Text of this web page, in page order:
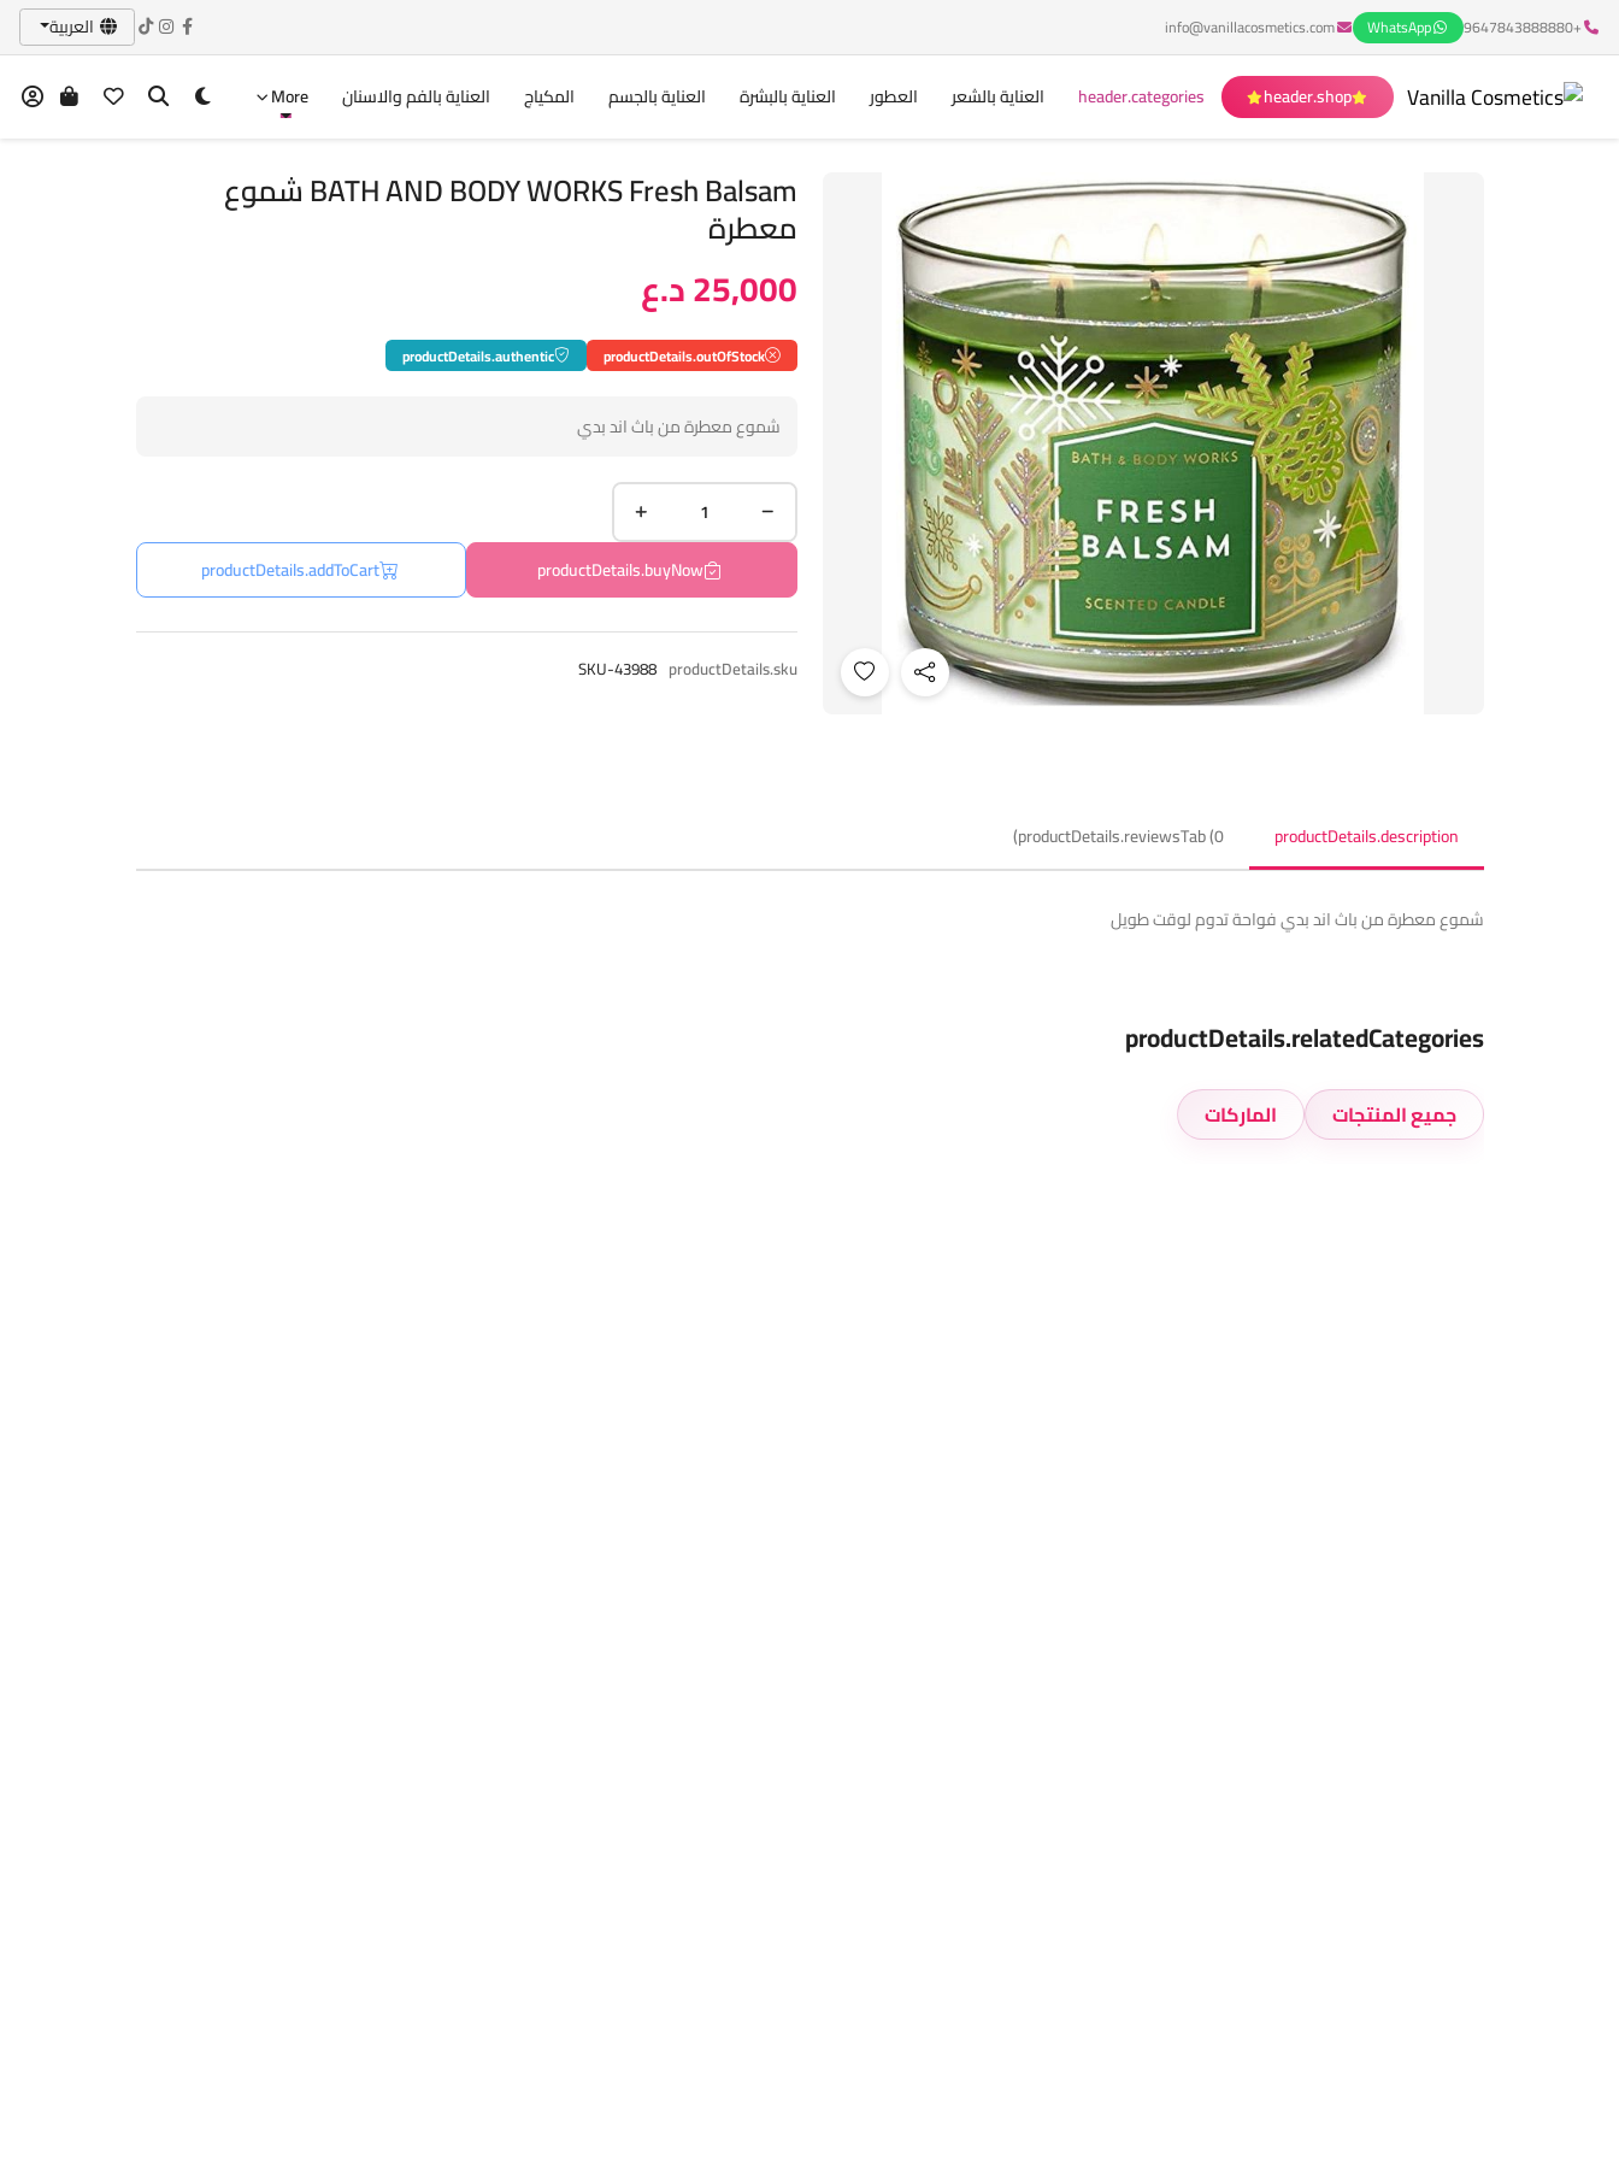
+9647843888880
WhatsApp
info@vanillacosmetics.com العربية
header.shop
header.categories العناية بالشعر العطور العناية بالبشرة العناية بالجسم المكياج العناية بالفم والاسنان More
BATH AND BODY WORKS Fresh Balsam شموع
معطرة
25,000 د.ع
productDetails.outOfStock
productDetails.authentic
شموع معطرة من باث اند بدي
productDetails.buyNow
productDetails.addToCart
productDetails.sku
SKU-43988
productDetails.description
productDetails.reviewsTab (0)
شموع معطرة من باث اند بدي فواحة تدوم لوقت طويل
productDetails.relatedCategories
جميع المنتجات الماركات